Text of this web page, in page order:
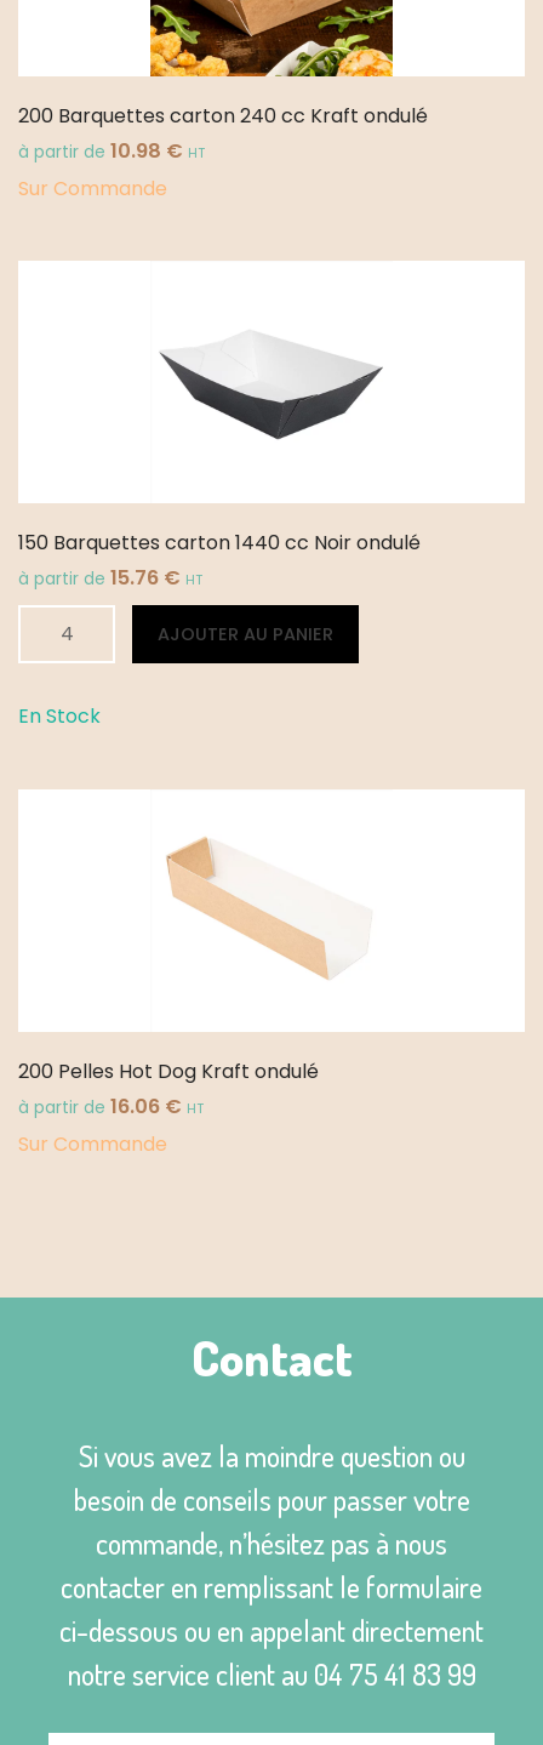
200 Barquettes carton 240 cc Kraft ondulé
à partir de 10.98 € HT
Sur Commande
150 Barquettes carton 1440 cc Noir ondulé
à partir de 15.76 € HT
Barquettes
cc
AJOUTER AU PANIER
En Stock
200 Pelles Hot Dog Kraft ondulé
à partir de 16.06 € HT
Sur Commande
Contact
Si vous avez la moindre question ou
besoin de conseils pour passer votre
commande, n’hésitez pas à nous
contacter en remplissant le formulaire
ci-dessous ou en appelant directement
notre service client au 04 75 41 83 99